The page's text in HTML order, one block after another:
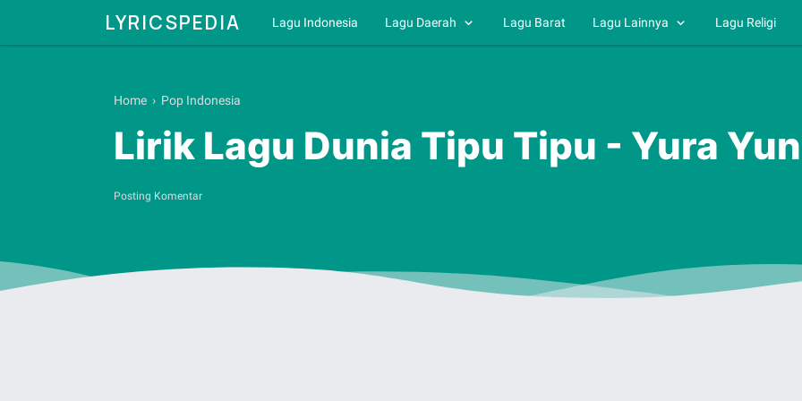
LYRICSPEDIA Lagu Indonesia Lagu Daerah Lagu Barat Lagu Lainnya Lagu Religi
Home › Pop Indonesia
Lirik Lagu Dunia Tipu Tipu - Yura
Posting Komentar